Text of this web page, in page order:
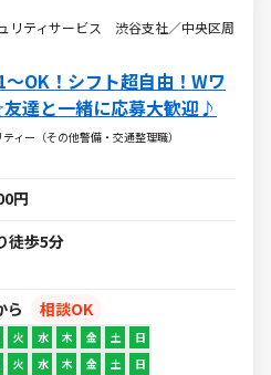
リティサービス 渋谷支社／中央区周
OK！シフト超自由！Wワ
達と一緒に応募大歓迎♪
ィー（その他警備・交通整理職）
円
徒歩5分
ら
相談OK
火 水 木 金 土 日
火 水 木 金 土 日